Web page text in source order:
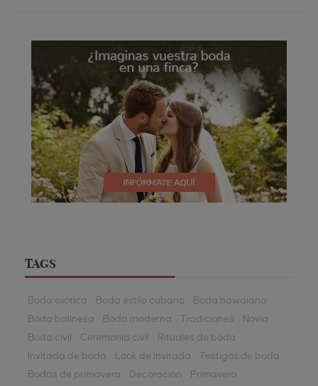
TAGS
Boda exótica Boda estilo cubano
Boda hawaiana
Boda balinesa
Boda moderna Tradiciones
Novia
Boda civil
Ceremonia civil
Rituales de boda
Invitada de boda
Look de invitada
Testigos de boda
Bodas de primavera
Decoración
Primavera